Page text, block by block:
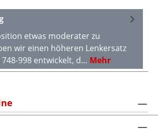
etwas moderater zu
wir einen höheren Lenkersatz
998 entwickelt, d… Mehr